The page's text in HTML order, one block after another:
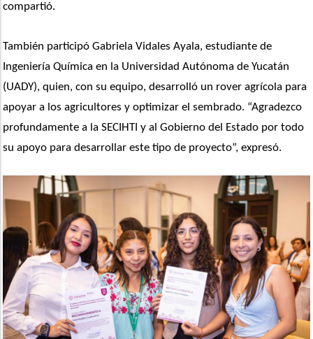
compartió.
También participó Gabriela Vidales Ayala, estudiante de
Ingeniería Química en la Universidad Autónoma de Yucatán
(UADY), quien, con su equipo, desarrolló un rover agrícola para
apoyar a los agricultores y optimizar el sembrado. “Agradezco
profundamente a la SECIHTI y al Gobierno del Estado por todo
su apoyo para desarrollar este tipo de proyecto”, expresó.